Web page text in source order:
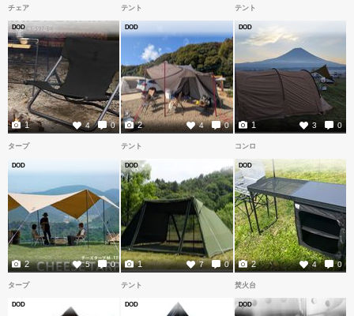
チェア
DOD
4 0
1
テント
DOD
4 0
2
テント
DOD
3 0
1
タープ
DOD
5 0
2
テント
DOD
7 0
1
コンロ
DOD
4 0
2
タープ
DOD
テント
DOD
焚火台
DOD